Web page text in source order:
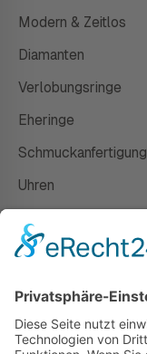
Modern & Zeitlos
Diamanten
Verlobungsringe
Eheringe
Schmuckanfertigung
Uhren
Susanne Steiger
Geschäfte